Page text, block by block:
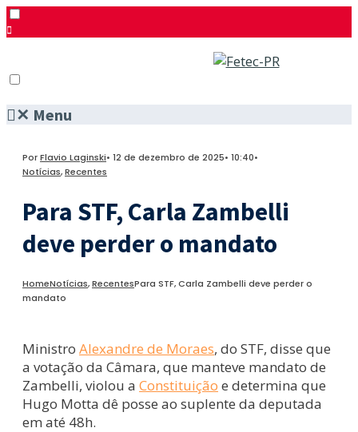
✕ Menu
PorFlavio Laginski• 12 de dezembro de 2025• 10:40•
Notícias,Recentes
Para STF, Carla Zambelli
deve perder o mandato
HomeNotícias,RecentesPara STF, Carla Zambelli deve perder o
mandato
Ministro Alexandre de Moraes, do STF, disse que
a votação da Câmara, que manteve mandato de
Zambelli, violou a Constituição e determina que
Hugo Motta dê posse ao suplente da deputada
em até 48h.